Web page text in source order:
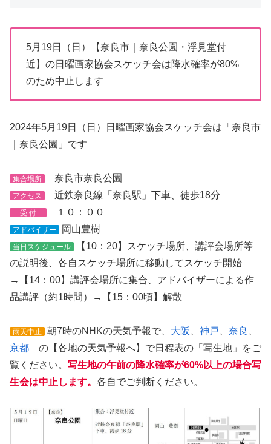
5月19日（日）【奈良市｜奈良公園・浮見堂付
近】の日曜画家協会スケッチ会は降水確率が80%
のため中止します
2024年5月19日（日）日曜画家協会スケッチ会は「奈良市
｜奈良公園」です
集合場所 奈良市奈良公園
アクセス 近鉄奈良線「奈良駅」下車、徒歩18分
受 付 １０：００
アドバイザー 岡山豊樹
当日スケジュール
【10：20】スケッチ場所、講評会場所等
の説明後、各自スケッチ場所に移動してスケッチ開始
→【14：00】講評会場所に集合、アドバイザーによる作
品講評（約1時間）→【15：00頃】解散
雨天中止 朝7時のNHKの天気予報で、 大阪 神戸 奈良
京都 の【各地の天気予報へ】で日程表の「写生地」をご
覧ください。 写生地の午前の降水確率が60%以上の場合写
生会は中止します。 各自でご判断ください。